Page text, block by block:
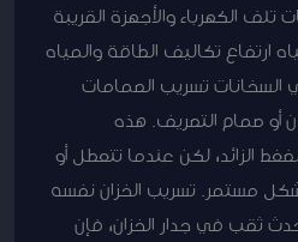
تلف الكهرباء والأجهزة القريبة
ارتفاع تكاليف الطاقة والمياه
السخانات تسريب الصمامات
أو صمام التصريف. هذه
الزائد، لكن عندما تتعطل أو
مستمر. تسريب الخزان نفسه
ثقب في جدار الخزان، فإن